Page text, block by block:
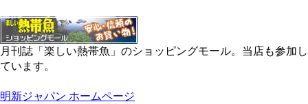
月刊誌「楽しい熱帯魚」のショッピングモール。当店も参加し
ています。
明新ジャパン ホームページ